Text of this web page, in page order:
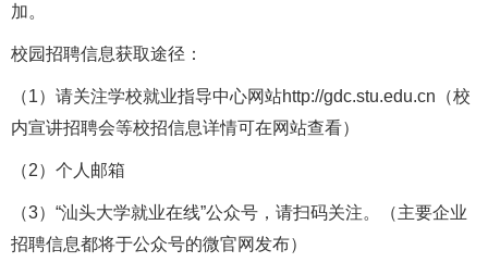
加。
校园招聘信息获取途径：
（1）请关注学校就业指导中心网站http://gdc.stu.edu.cn（校
内宣讲招聘会等校招信息详情可在网站查看）
（2）个人邮箱
（3）“汕头大学就业在线”公众号，请扫码关注。（主要企业
招聘信息都将于公众号的微官网发布）